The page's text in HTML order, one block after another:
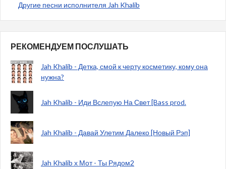
Другие песни исполнителя Jah Khalib
РЕКОМЕНДУЕМ ПОСЛУШАТЬ
Jah Khalib - Детка, смой к черту косметику, кому она
нужна?
Jah Khalib - Иди Вслепую На Свет [Bass prod.
Jah Khalib - Давай Улетим Далеко [Новый Рэп]
Jah Khalib х Мот - Ты Рядом2